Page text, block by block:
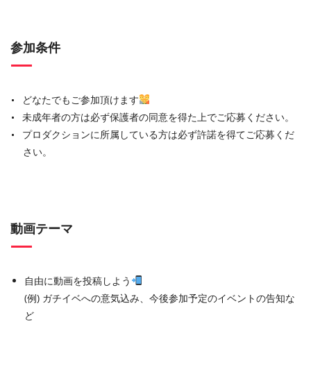
参加条件
どなたでもご参加頂けます
未成年者の方は必ず保護者の同意を得た上でご応募ください。
プロダクションに所属している方は必ず許諾を得てご応募くだ
さい。
動画テーマ
自由に動画を投稿しよう
(例) ガチイベへの意気込み、今後参加予定のイベントの告知な
ど